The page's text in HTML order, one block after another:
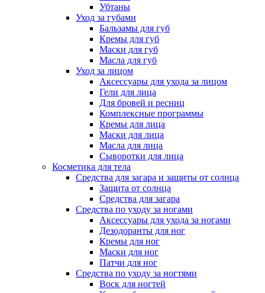
Убтаны
Уход за губами
Бальзамы для губ
Кремы для губ
Маски для губ
Масла для губ
Уход за лицом
Аксессуары для ухода за лицом
Гели для лица
Для бровей и ресниц
Комплексные программы
Кремы для лица
Маски для лица
Масла для лица
Сыворотки для лица
Косметика для тела
Средства для загара и защиты от солнца
Защита от солнца
Средства для загара
Средства по уходу за ногами
Аксессуары для ухода за ногами
Дезодоранты для ног
Кремы для ног
Маски для ног
Патчи для ног
Средства по уходу за ногтями
Воск для ногтей